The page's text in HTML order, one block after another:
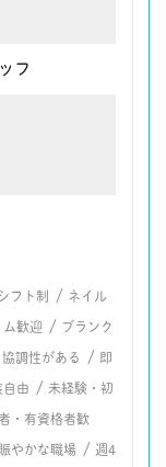
フ
シフト制 / ネイル
ム歓迎 / ブランク
協調性がある / 即
自由 / 未経験・初
・有資格者歓
賑やかな職場 / 週4